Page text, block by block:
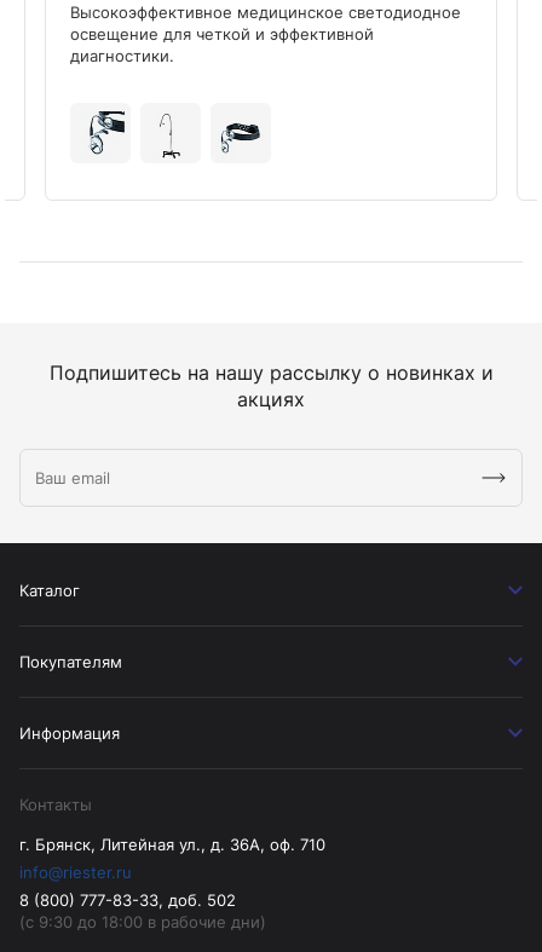
Высокоэффективное медицинское светодиодное
освещение для четкой и эффективной
диагностики.
Подпишитесь на нашу рассылку о новинках и
акциях
Каталог
Покупателям
Информация
Контакты
г. Брянск, Литейная ул., д. 36А, оф. 710
info@riester.ru
8 (800) 777-83-33, доб. 502
(с 9:30 до 18:00 в рабочие дни)